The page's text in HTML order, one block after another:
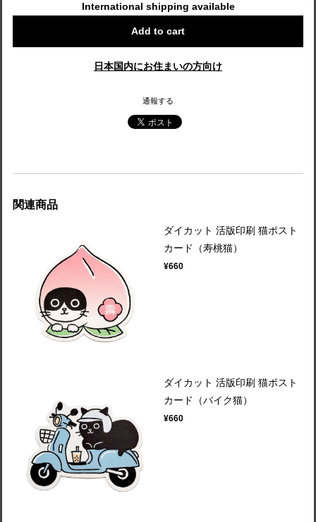
International shipping available
Add to cart
日本国内にお住まいの方向け
通報する
関連商品
ダイカット 活版印刷 猫ポスト
カード（寿桃猫）
¥660
ダイカット 活版印刷 猫ポスト
カード（バイク猫）
¥660